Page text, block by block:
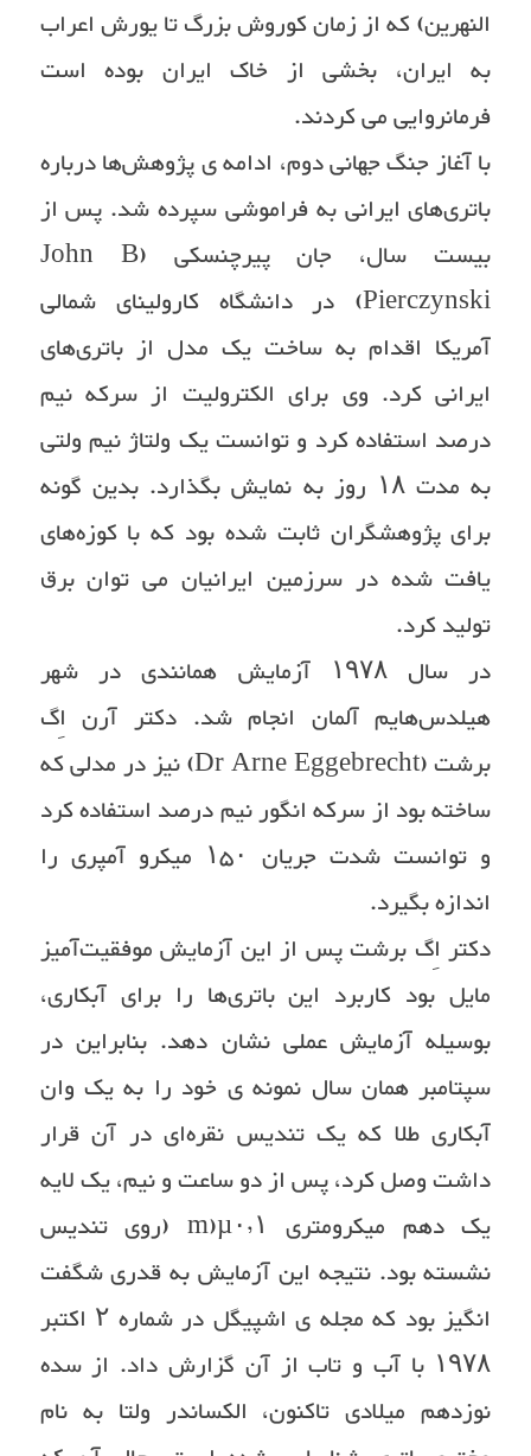
النهرین) که از زمان کوروش بزرگ تا یورش اعراب
به ایران، بخشی از خاک ایران بوده است
فرمانروایی می ‌کردند.
با آغاز جنگ جهانی دوم، ادامه ی پژوهش‌ها درباره
باتری‌های ایرانی به فراموشی سپرده شد. پس از
بیست سال، جان پیرچنسکی (John B
Pierczynski) در دانشگاه کارولینای شمالی
آمریکا اقدام به ساخت یک مدل از باتری‌های
ایرانی کرد. وی برای الکترولیت از سرکه نیم
درصد استفاده کرد و توانست یک ولتاژ نیم ولتی
به مدت ۱۸ روز به نمایش بگذارد. بدین گونه
برای پژوهشگران ثابت شده بود که با کوزه‌های
یافت شده در سرزمین ایرانیان می توان برق
تولید کرد.
در سال ۱۹۷۸ آزمایش همانندی در شهر
هیلدس‌هایم آلمان انجام شد. دکتر آرن اِگ
برشت (Dr Arne Eggebrecht) نیز در مدلی که
ساخته بود از سرکه انگور نیم درصد استفاده کرد
و توانست شدت جریان ۱۵۰ میکرو آمپری را
اندازه بگیرد.
دکتر اِگ برشت پس از این آزمایش موفقیت‌آمیز
مایل بود کاربرد این باتری‌ها را برای آبکاری،
بوسیله آزمایش عملی نشان دهد. بنابراین در
سپتامبر همان سال نمونه ی خود را به یک وان
آبکاری طلا که یک تندیس نقره‌ای در آن قرار
داشت وصل کرد، پس از دو ساعت و نیم، یک لایه
یک دهم میکرومتری m)µ۰٫۱ (روی تندیس
نشسته بود. نتیجه این آزمایش به قدری شگفت
انگیز بود که مجله ی اشپیگل در شماره ۲ اکتبر
۱۹۷۸ با آب و تاب از آن گزارش داد. از سده
نوزدهم میلادی تاکنون، الکساندر ولتا به نام